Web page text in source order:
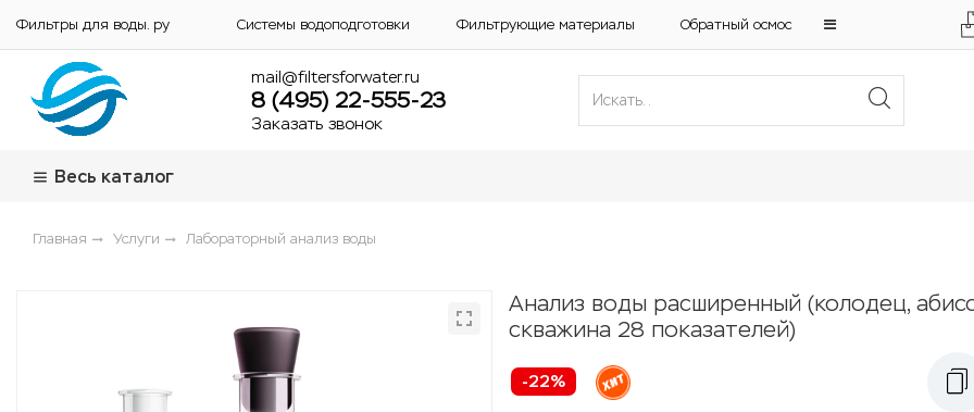
Фильтры для воды. ру Системы водоподготовки Фильтрующие материалы Обратный осмос
mail@filtersforwater.ru
8 (495) 22-555-23
Заказать звонок
Весь каталог
Главная Услуги Лабораторный анализ воды
Анализ воды расширенный (колодец,
скважина 28 показателей)
-22%